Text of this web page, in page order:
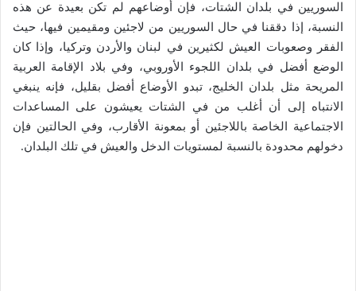
السوريين في بلدان الشتات، فإن أوضاعهم لم تكن بعيدة عن هذه
النسبة، إذا دققنا في حال السوريين من لاجئين ومقيمين فيها، حيث
الفقر وصعوبات العيش لكثيرين في لبنان والأردن وتركيا، وإذا كان
الوضع أفضل في بلدان اللجوء الأوروبي، وفي بلاد الإقامة العربية
المريحة مثل بلدان الخليج، تبدو الأوضاع أفضل بقليل، فإنه ينبغي
الانتباه إلى أن أغلب من في الشتات يعيشون على المساعدات
الاجتماعية الخاصة باللاجئين أو بمعونة الأقارب، وفي الحالتين فإن
دخولهم محدودة بالنسبة لمستويات الدخل والعيش في تلك البلدان.